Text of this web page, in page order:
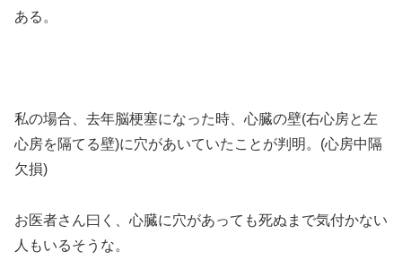
ある。
私の場合、去年脳梗塞になった時、心臓の壁(右心房と左
心房を隔てる壁)に穴があいていたことが判明。(心房中隔
欠損)
お医者さん曰く、心臓に穴があっても死ぬまで気付かない
人もいるそうな。